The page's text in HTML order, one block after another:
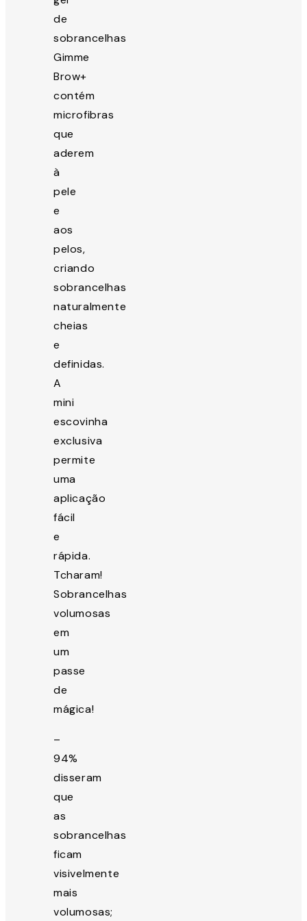
de
sobrancelhas
Gimme
Brow+
contém
microfibras
que
aderem
à
pele
e
aos
pelos,
criando
sobrancelhas
naturalmente
cheias
e
definidas.
A
mini
escovinha
exclusiva
permite
uma
aplicação
fácil
e
rápida.
Tcharam!
Sobrancelhas
volumosas
em
um
passe
de
mágica!
–
94%
disseram
que
as
sobrancelhas
ficam
visivelmente
mais
volumosas;